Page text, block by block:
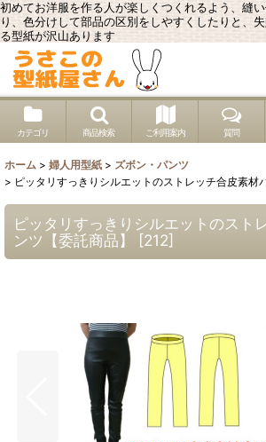
初めてお洋服を作る人が楽しくつくれるよう、縫
り、色分けして部品の区別をしやすくしたりと、
る型紙が沢山あります
カテゴリ 商品検索 ご利用案内 質問
ホーム > 婦人用型紙 > ズボン・パンツ
> ピッタリすっきりシルエットのストレッチ合皮素材
ピッタリすっきりシルエットのスト
ンツ【委託商品】
[212]